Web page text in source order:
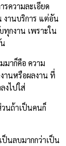
รความละเอียด
งานบริการ แต่อัน
ทุกงาน เพราะใน
มาก็คือ ความ
านหรือผลงาน ที่
งไปใส่
นถ้าเป็นคนก็
นลบมากกว่าเป็น